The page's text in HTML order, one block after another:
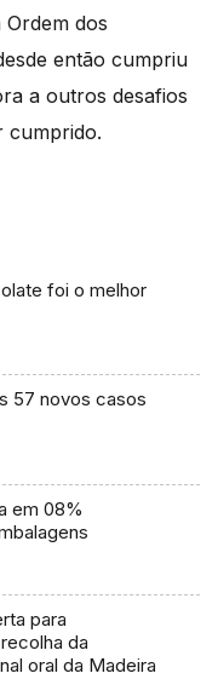
Ordem dos
então cumpriu
a outros desafios
cumprido.
foi o melhor
57 novos casos
em 08%
para
da
oral da Madeira